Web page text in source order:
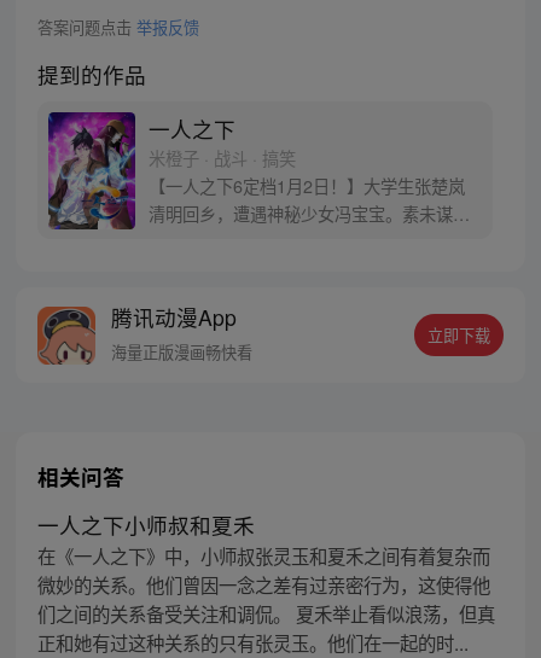
答案问题点击 举报反馈
提到的作品
一人之下
米橙子 · 战斗 · 搞笑
【一人之下6定档1月2日！】大学生张楚岚
清明回乡，遭遇神秘少女冯宝宝。素未谋面
密，张楚岚的生活被彻底颠覆，与冯宝宝一
同踏上“异人”之旅。
腾讯动漫App
海量正版漫画畅快看
立即下载
相关问答
一人之下小师叔和夏禾
在《一人之下》中，小师叔张灵玉和夏禾之间有着复杂而
微妙的关系。他们曾因一念之差有过亲密行为，这使得他
们之间的关系备受关注和调侃。 夏禾举止看似浪荡，但真
正和她有过这种关系的只有张灵玉。他们在一起的时...